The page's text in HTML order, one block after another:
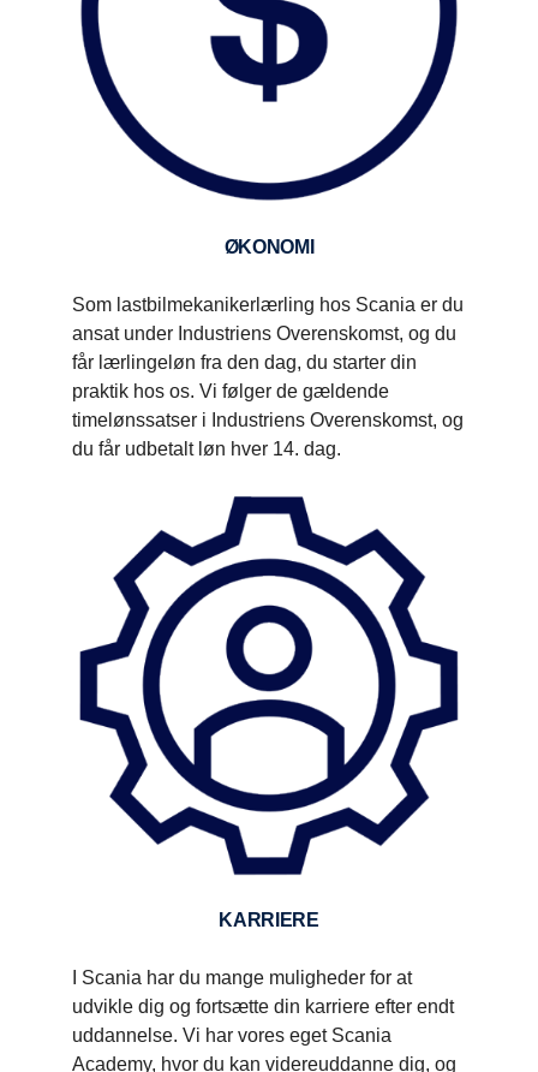
ØKONOMI
Som lastbilmekanikerlærling hos Scania er du
ansat under Industriens Overenskomst, og du
får lærlingeløn fra den dag, du starter din
praktik hos os. Vi følger de gældende
timelønssatser i Industriens Overenskomst, og
du får udbetalt løn hver 14. dag.
KARRIERE
I Scania har du mange muligheder for at
udvikle dig og fortsætte din karriere efter endt
uddannelse. Vi har vores eget Scania
Academy, hvor du kan videreuddanne dig, og